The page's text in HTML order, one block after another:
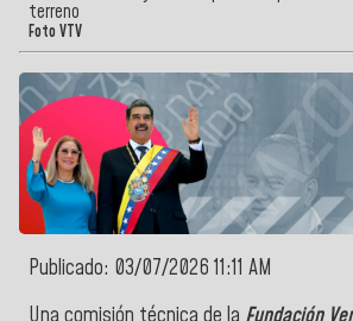
terreno
Foto VTV
Publicado: 03/07/2026 11:11 AM